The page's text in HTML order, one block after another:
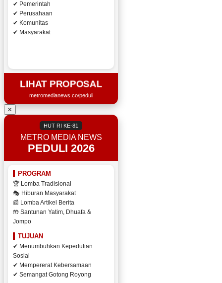
✔ Pemerintah
✔ Perusahaan
✔ Komunitas
✔ Masyarakat
LIHAT PROPOSAL
metromedianews.co/peduli
×
HUT RI KE-81
METRO MEDIA NEWS
PEDULI 2026
PROGRAM
🏆 Lomba Tradisional
🎭 Hiburan Masyarakat
📰 Lomba Artikel Berita
🤲 Santunan Yatim, Dhuafa &
Jompo
TUJUAN
✔ Menumbuhkan Kepedulian
Sosial
✔ Mempererat Kebersamaan
✔ Semangat Gotong Royong